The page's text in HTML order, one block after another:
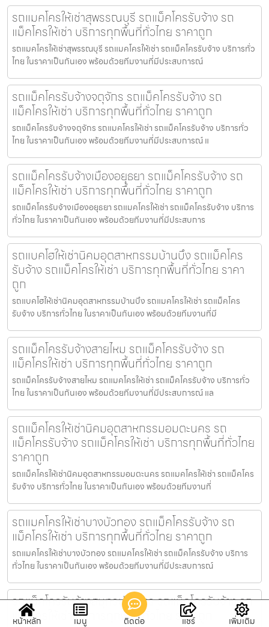
รถแมคโครให้เช่าสุพรรณบุรี รถแม็คโครรับจ้าง รถ
แม็คโครให้เช่า บริการทุกพื้นที่ทั่วไทย ราคาถูก
รถแมคโครให้เช่าสุพรรณบุรี รถแมคโครให้เช่า รถแม็คโครรับจ้าง บริการทั่ว
ไทย ในราคาเป็นกันเอง พร้อมด้วยทีมงานที่มีประสบการณ์
รถแม็คโครรับจ้างจตุจักร รถแม็คโครรับจ้าง รถ
แม็คโครให้เช่า บริการทุกพื้นที่ทั่วไทย ราคาถูก
รถแม็คโครรับจ้างจตุจักร รถแมคโครให้เช่า รถแม็คโครรับจ้าง บริการทั่ว
ไทย ในราคาเป็นกันเอง พร้อมด้วยทีมงานที่มีประสบการณ์ แ
รถแม็คโครรับจ้างเมืองอยุธยา รถแม็คโครรับจ้าง รถ
แม็คโครให้เช่า บริการทุกพื้นที่ทั่วไทย ราคาถูก
รถแม็คโครรับจ้างเมืองอยุธยา รถแมคโครให้เช่า รถแม็คโครรับจ้าง บริการ
ทั่วไทย ในราคาเป็นกันเอง พร้อมด้วยทีมงานที่มีประสบการ
รถแบคโฮให้เช่านิคมอุตสาหกรรมบ้านบึง รถแม็คโคร
รับจ้าง รถแม็คโครให้เช่า บริการทุกพื้นที่ทั่วไทย ราคา
ถูก
รถแบคโฮให้เช่านิคมอุตสาหกรรมบ้านบึง รถแมคโครให้เช่า รถแม็คโคร
รับจ้าง บริการทั่วไทย ในราคาเป็นกันเอง พร้อมด้วยทีมงานที่มี
รถแม็คโครรับจ้างสายไหม รถแม็คโครรับจ้าง รถ
แม็คโครให้เช่า บริการทุกพื้นที่ทั่วไทย ราคาถูก
รถแม็คโครรับจ้างสายไหม รถแมคโครให้เช่า รถแม็คโครรับจ้าง บริการทั่ว
ไทย ในราคาเป็นกันเอง พร้อมด้วยทีมงานที่มีประสบการณ์ แล
รถแม็คโครให้เช่านิคมอุตสาหกรรมอมตะนคร รถ
แม็คโครรับจ้าง รถแม็คโครให้เช่า บริการทุกพื้นที่ทั่วไทย
ราคาถูก
รถแม็คโครให้เช่านิคมอุตสาหกรรมอมตะนคร รถแมคโครให้เช่า รถแม็คโคร
รับจ้าง บริการทั่วไทย ในราคาเป็นกันเอง พร้อมด้วยทีมงานที่
รถแมคโครให้เช่าบางบัวทอง รถแม็คโครรับจ้าง รถ
แม็คโครให้เช่า บริการทุกพื้นที่ทั่วไทย ราคาถูก
รถแมคโครให้เช่าบางบัวทอง รถแมคโครให้เช่า รถแม็คโครรับจ้าง บริการ
ทั่วไทย ในราคาเป็นกันเอง พร้อมด้วยทีมงานที่มีประสบการณ์
รถแม็คโครรับจ้างสมุทรปราการ รถแม็คโครรับจ้าง รถ
แม็คโครให้เช่า บริการทุกพื้นที่ทั่วไทย ราคาถูก
หน้าหลัก เมนู ติดต่อ แชร์ เพิ่มเติม